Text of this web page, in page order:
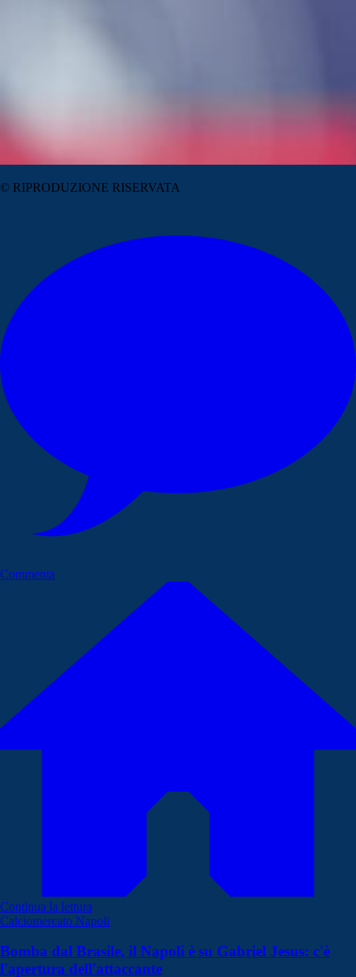
© RIPRODUZIONE RISERVATA
Commenta
Continua la lettura
Calciomercato Napoli
Bomba dal Brasile, il Napoli è su Gabriel Jesus: c'è
l'apertura dell'attaccante